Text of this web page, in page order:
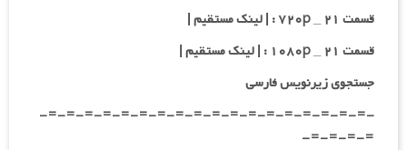
قسمت ۲۱ _ ۷۲۰p : | لینک مستقیم |
قسمت ۲۱ _ ۱۰۸۰p : | لینک مستقیم |
جستجوی زیرنویس فارسی
-=-=-=-=-=-=-=-=-=-=-=-=-=-=-=-=-=-=-
=-=-=-=-